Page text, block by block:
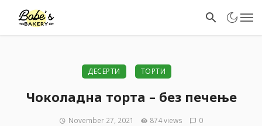
ДЕСЕРТИ ТОРТИ
Чоколадна торта – без печење
November 27, 2021 874 views 0